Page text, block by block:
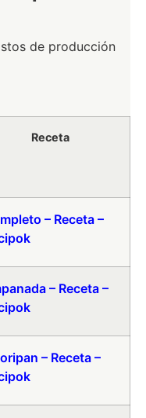
de producción
Receta
– Receta –
– Receta –
– Receta –